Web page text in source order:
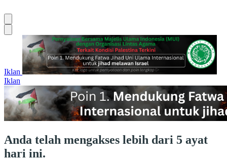
Iklan
Iklan
Anda telah mengakses lebih dari 5 ayat
hari ini.